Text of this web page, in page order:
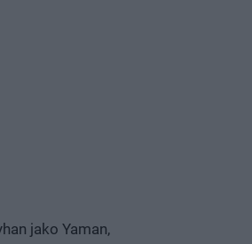
jako Yaman,